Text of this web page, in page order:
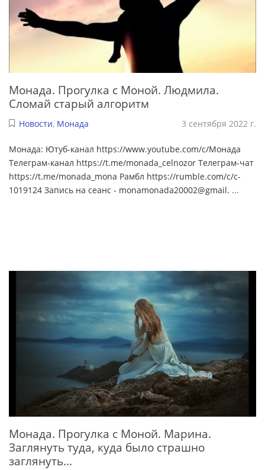
Монада. Прогулка с Моной. Людмила.
Сломай старый алгоритм
Новости, Монада 3 сентября 2022 г.
Монада: Ютуб-канал https://www.youtube.com/c/Монада
Телеграм-канал https://t.me/monada_celnozor Телеграм-чат
https://t.me/monada_mona Рамбл https://rumble.com/c/c-
1019124 Запись на сеанс - monamonada20002@gmail. ...
Монада. Прогулка с Моной. Марина.
Заглянуть туда, куда было страшно
заглянуть...